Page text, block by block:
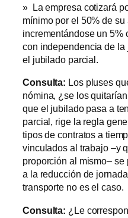
» La empresa cotizará
mínimo por el 50% de
incrementándose un 5%
con independencia de
el jubilado parcial.
Consulta: Los pluses
nómina, ¿se los
que el jubilado pasa a
parcial, rige la regla
tipos de contratos a
vinculados al trabajo –y
proporción al mismo–
a la reducción de
transporte no es el caso.
Consulta: ¿Le